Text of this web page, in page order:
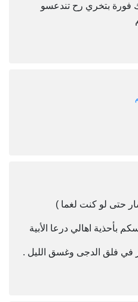
فورة بتخري رح تندعسو
حتى لو كنت لغما )
بأحذية اهالي درعا الأبية
في فلق الدجى وغسق الليل .